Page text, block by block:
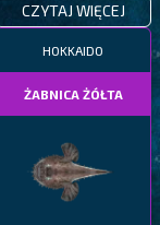
CZYTAJ WIĘCEJ
HOKKAIDO
ŻABNICA ŻÓŁTA